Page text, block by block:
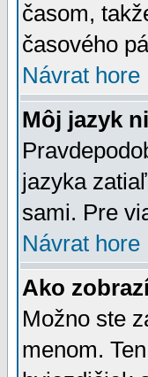
časom,
časového
Návrat hore
Môj jazyk
jazyka
sami. Pre
Návrat hore
Ako
Možno ste
menom.